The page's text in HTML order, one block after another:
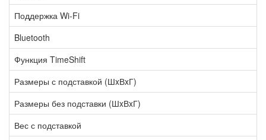
Поддержка Wi-Fi
Bluetooth
Функция TimeShift
Размеры с подставкой (ШxВxГ)
Размеры без подставки (ШxВxГ)
Вес с подставкой